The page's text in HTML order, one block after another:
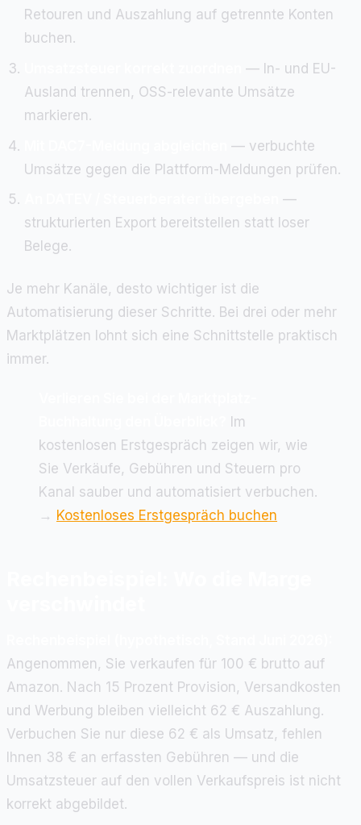
Retouren und Auszahlung auf getrennte Konten
buchen.
— In- und EU-
Ausland trennen, OSS-relevante Umsätze
markieren.
— verbuchte
Umsätze gegen die Plattform-Meldungen prüfen.
—
strukturierten Export bereitstellen statt loser
Belege.
Je mehr Kanäle, desto wichtiger ist die
Automatisierung dieser Schritte. Bei drei oder mehr
Marktplätzen lohnt sich eine Schnittstelle praktisch
immer.
Im
kostenlosen Erstgespräch zeigen wir, wie
Sie Verkäufe, Gebühren und Steuern pro
Kanal sauber und automatisiert verbuchen.
→ Kostenloses Erstgespräch buchen
Angenommen, Sie verkaufen für 100 € brutto auf
Amazon. Nach 15 Prozent Provision, Versandkosten
und Werbung bleiben vielleicht 62 € Auszahlung.
Verbuchen Sie nur diese 62 € als Umsatz, fehlen
Ihnen 38 € an erfassten Gebühren — und die
Umsatzsteuer auf den vollen Verkaufspreis ist nicht
korrekt abgebildet.